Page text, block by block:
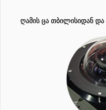
ᲦᲐᲛᲘᲡ ᲪᲐ ᲗᲑᲘᲚᲘᲡᲘᲓᲐᲜ